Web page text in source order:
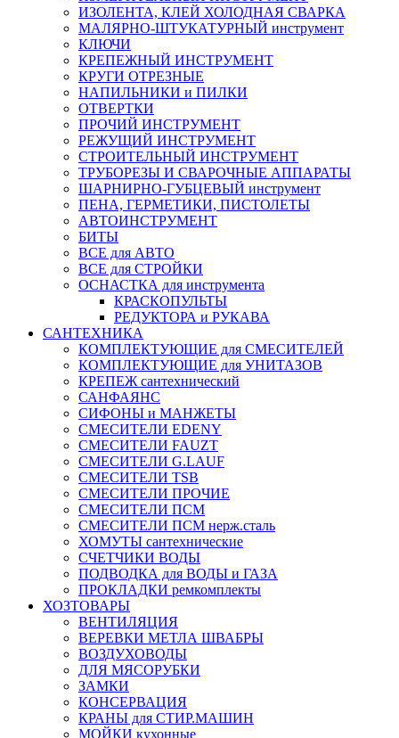
ИЗОЛЕНТА, КЛЕЙ ХОЛОДНАЯ СВАРКА
МАЛЯРНО-ШТУКАТУРНЫЙ инструмент
КЛЮЧИ
КРЕПЕЖНЫЙ ИНСТРУМЕНТ
КРУГИ ОТРЕЗНЫЕ
НАПИЛЬНИКИ и ПИЛКИ
ОТВЕРТКИ
ПРОЧИЙ ИНСТРУМЕНТ
РЕЖУЩИЙ ИНСТРУМЕНТ
СТРОИТЕЛЬНЫЙ ИНСТРУМЕНТ
ТРУБОРЕЗЫ И СВАРОЧНЫЕ АППАРАТЫ
ШАРНИРНО-ГУБЦЕВЫЙ инструмент
ПЕНА, ГЕРМЕТИКИ, ПИСТОЛЕТЫ
АВТОИНСТРУМЕНТ
БИТЫ
ВСЕ для АВТО
ВСЕ для СТРОЙКИ
ОСНАСТКА для инструмента
КРАСКОПУЛЬТЫ
РЕДУКТОРА и РУКАВА
САНТЕХНИКА
КОМПЛЕКТУЮЩИЕ для СМЕСИТЕЛЕЙ
КОМПЛЕКТУЮЩИЕ для УНИТАЗОВ
КРЕПЕЖ сантехнический
САНФАЯНС
СИФОНЫ и МАНЖЕТЫ
СМЕСИТЕЛИ EDENY
СМЕСИТЕЛИ FAUZT
СМЕСИТЕЛИ G.LAUF
СМЕСИТЕЛИ TSB
СМЕСИТЕЛИ ПРОЧИЕ
СМЕСИТЕЛИ ПСМ
СМЕСИТЕЛИ ПСМ нерж.сталь
ХОМУТЫ сантехнические
СЧЕТЧИКИ ВОДЫ
ПОДВОДКА для ВОДЫ и ГАЗА
ПРОКЛАДКИ ремкомплекты
ХОЗТОВАРЫ
ВЕНТИЛЯЦИЯ
ВЕРЕВКИ МЕТЛА ШВАБРЫ
ВОЗДУХОВОДЫ
ДЛЯ МЯСОРУБКИ
ЗАМКИ
КОНСЕРВАЦИЯ
КРАНЫ для СТИР.МАШИН
МОЙКИ кухонные